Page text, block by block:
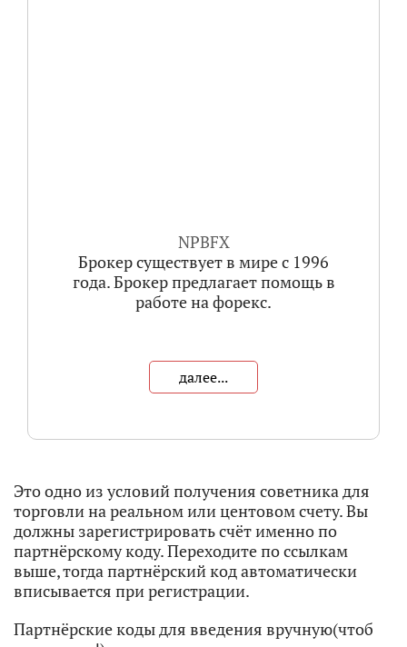
NPBFX
Брокер существует в мире с 1996
года. Брокер предлагает помощь в
работе на форекс.
далее...
Это одно из условий получения советника для
торговли на реальном или центовом счету. Вы
должны зарегистрировать счёт именно по
партнёрскому коду. Переходите по ссылкам
выше, тогда партнёрский код автоматически
вписывается при регистрации.
Партнёрские коды для введения вручную(чтоб